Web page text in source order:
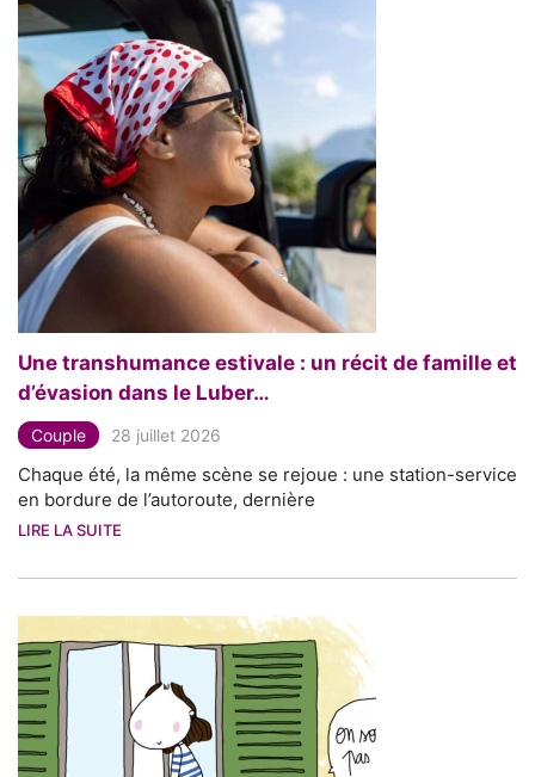
Une transhumance estivale : un récit de famille et
d’évasion dans le Luber…
Couple 28 juillet 2026
Chaque été, la même scène se rejoue : une station-service
en bordure de l’autoroute, dernière
LIRE LA SUITE